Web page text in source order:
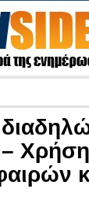
– Χρήση